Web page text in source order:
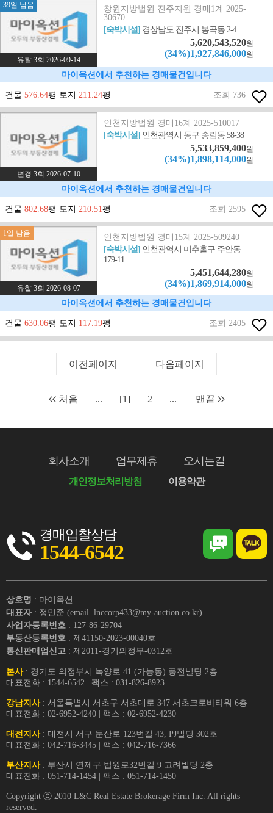
39일 남음
유찰 3회 2026-09-14
창원지방법원 진주지원 경매1계 2025-
30670
[숙박시설] 경상남도 진주시 봉곡동 2-4
5,620,543,520원
(34%)1,927,846,000원
마이옥션에서 추천하는 경매물건입니다
건물 576.64평 토지 211.24평 조회 736
변경 3회 2026-07-10
인천지방법원 경매16계 2025-510017
[숙박시설] 인천광역시 동구 송림동 58-38
5,533,859,400원
(34%)1,898,114,000원
마이옥션에서 추천하는 경매물건입니다
건물 802.68평 토지 210.51평 조회 2595
1일 남음
유찰 3회 2026-08-07
인천지방법원 경매15계 2025-509240
[숙박시설] 인천광역시 미추홀구 주안동
179-11
5,451,644,280원
(34%)1,869,914,000원
마이옥션에서 추천하는 경매물건입니다
건물 630.06평 토지 117.19평 조회 2405
이전페이지 다음페이지
처음 ... [1] 2 ... 맨끝
회사소개 업무제휴 오시는길
개인정보처리방침 이용약관
경매입찰상담
1544-6542
상호명 : 마이옥션
대표자 : 정민준 (email. lnccorp433@my-auction.co.kr)
사업자등록번호 : 127-86-29704
부동산등록번호 : 제41150-2023-00040호
통신판매업신고 : 제2011-경기의정부-0312호
본사: 경기도 의정부시 녹양로 41 (가능동) 풍전빌딩 2층
대표전화 : 1544-6542 | 팩스 : 031-826-8923
강남지사: 서울특별시 서초구 서초대로 347 서초크로바타워 6층
대표전화 : 02-6952-4240 | 팩스 : 02-6952-4230
대전지사: 대전시 서구 둔산로 123번길 43, PJ빌딩 302호
대표전화 : 042-716-3445 | 팩스 : 042-716-7366
부산지사: 부산시 연제구 법원로32번길 9 고려빌딩 2층
대표전화 : 051-714-1454 | 팩스 : 051-714-1450
Copyright ⓒ 2010 L&C Real Estate Brokerage Firm Inc. All rights
reserved.